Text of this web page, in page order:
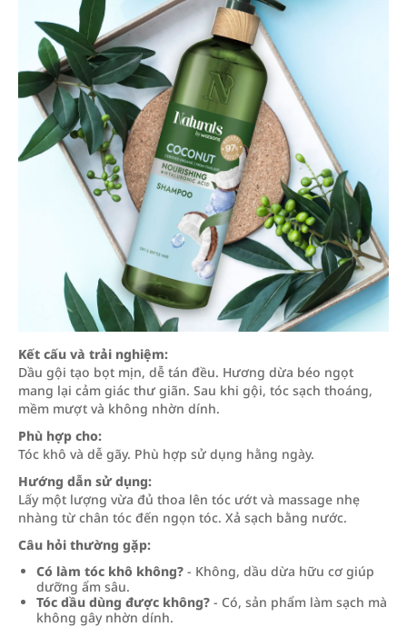
Kết cấu và trải nghiệm:
Dầu gội tạo bọt mịn, dễ tán đều. Hương dừa béo ngọt
mang lại cảm giác thư giãn. Sau khi gội, tóc sạch thoáng,
mềm mượt và không nhờn dính.
Phù hợp cho:
Tóc khô và dễ gãy. Phù hợp sử dụng hằng ngày.
Hướng dẫn sử dụng:
Lấy một lượng vừa đủ thoa lên tóc ướt và massage nhẹ
nhàng từ chân tóc đến ngọn tóc. Xả sạch bằng nước.
Câu hỏi thường gặp:
Có làm tóc khô không? - Không, dầu dừa hữu cơ giúp
dưỡng ẩm sâu.
Tóc dầu dùng được không? - Có, sản phẩm làm sạch mà
không gây nhờn dính.